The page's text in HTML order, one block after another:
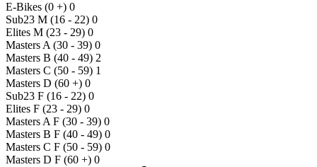
E-Bikes (0 +) 0
Sub23 M (16 - 22) 0
Elites M (23 - 29) 0
Masters A (30 - 39) 0
Masters B (40 - 49) 2
Masters C (50 - 59) 1
Masters D (60 +) 0
Sub23 F (16 - 22) 0
Elites F (23 - 29) 0
Masters A F (30 - 39) 0
Masters B F (40 - 49) 0
Masters C F (50 - 59) 0
Masters D F (60 +) 0